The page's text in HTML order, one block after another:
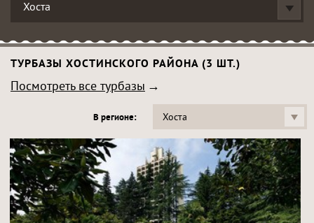
Хоста
ТУРБАЗЫ ХОСТИНСКОГО РАЙОНА (3 ШТ.)
Посмотреть все турбазы
В регионе: Хоста